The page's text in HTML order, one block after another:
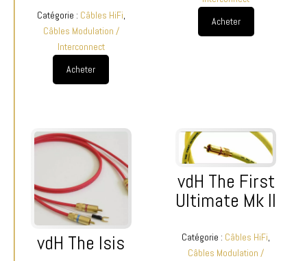
Catégorie : Câbles HiFi,
Câbles Modulation /
Interconnect
Acheter
Acheter
vdH The Isis
vdH The First
Ultimate Mk II
Catégorie : Câbles HiFi,
Câbles Modulation /